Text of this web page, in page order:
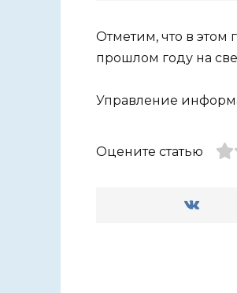
Отметим, что в этом
прошлом году на
Управление
Оцените статью